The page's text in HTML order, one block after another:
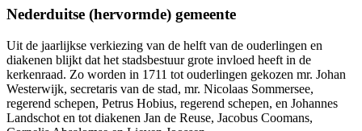
Nederduitse (hervormde) gemeente
Uit de jaarlijkse verkiezing van de helft van de ouderlingen en
diakenen blijkt dat het stadsbestuur grote invloed heeft in de
kerkenraad. Zo worden in 1711 tot ouderlingen gekozen mr. Johan
Westerwijk, secretaris van de stad, mr. Nicolaas Sommersee,
regerend schepen, Petrus Hobius, regerend schepen, en Johannes
Landschot en tot diakenen Jan de Reuse, Jacobus Coomans,